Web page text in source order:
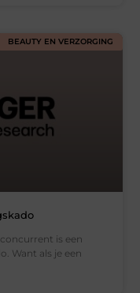
BEAUTY EN VERZORGING
is een
Want als je een